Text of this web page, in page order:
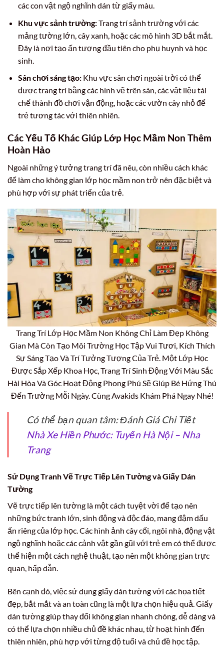
các con vật ngộ nghĩnh dán từ giấy màu.
Khu vực sảnh trường:Trang trí sảnh trường với các
mảng tường lớn, cây xanh, hoặc các mô hình 3D bắt mắt.
Đây là nơi tạo ấn tượng đầu tiên cho phụ huynh và học
sinh.
Sân chơi sáng tạo:Khu vực sân chơi ngoài trời có thể
được trang trí bằng các hình vẽ trên sàn, các vật liệu tái
chế thành đồ chơi vận động, hoặc các vườn cây nhỏ để
trẻ tương tác với thiên nhiên.
Các Yếu Tố Khác Giúp Lớp Học Mầm Non Thêm
Hoàn Hảo
Ngoài những ý tưởng trang trí đã nêu, còn nhiều cách khác
để làm cho không gian lớp học mầm non trở nên đặc biệt và
phù hợp với sự phát triển của trẻ.
Trang Trí Lớp Học Mầm Non Không Chỉ Làm Đẹp Không
Gian Mà Còn Tạo Môi Trường Học Tập Vui Tươi, Kích Thích
Sự Sáng Tạo Và Trí Tưởng Tượng Của Trẻ. Một Lớp Học
Được Sắp Xếp Khoa Học, Trang Trí Sinh Động Với Màu Sắc
Hài Hòa Và Góc Hoạt Động Phong Phú Sẽ Giúp Bé Hứng Thú
Đến Trường Mỗi Ngày. Cùng Avakids Khám Phá Ngay Nhé!
Có thể bạn quan tâm: Đánh Giá Chi Tiết
Nhà Xe Hiền Phước: Tuyến Hà Nội – Nha
Trang
Sử Dụng Tranh Vẽ Trực Tiếp Lên Tường và Giấy Dán
Tường
Vẽ trực tiếp lên tường là một cách tuyệt vời để tạo nên
những bức tranh lớn, sinh động và độc đáo, mang đậm dấu
ấn riêng của lớp học. Các hình ảnh cây cối, ngôi nhà, động vật
ngộ nghĩnh hoặc các cảnh vật gần gũi với trẻ em có thể được
thể hiện một cách nghệ thuật, tạo nên một không gian trực
quan, hấp dẫn.
Bên cạnh đó, việc sử dụng giấy dán tường với các họa tiết
đẹp, bắt mắt và an toàn cũng là một lựa chọn hiệu quả. Giấy
dán tường giúp thay đổi không gian nhanh chóng, dễ dàng và
có thể lựa chọn nhiều chủ đề khác nhau, từ hoạt hình đến
thiên nhiên, phù hợp với từng độ tuổi và chủ đề học tập.